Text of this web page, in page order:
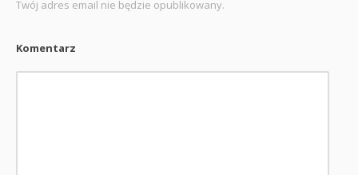
Twój adres email nie będzie opublikowany.
Komentarz